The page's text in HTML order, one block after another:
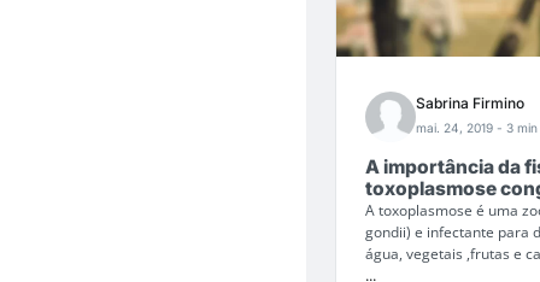
Sabrina Firmino
mai. 24, 2019 - 3
A importância da
toxoplasmose
A toxoplasmose é uma
gondii) e infectante para
água, vegetais ,frutas e
...